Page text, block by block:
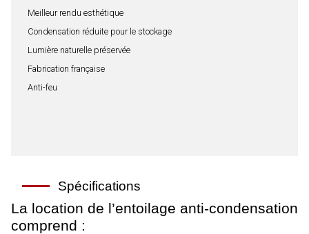
Meilleur rendu esthétique
Condensation réduite pour le stockage
Lumière naturelle préservée
Fabrication française
Anti-feu
Spécifications
La location de l’entoilage anti-condensation
comprend :